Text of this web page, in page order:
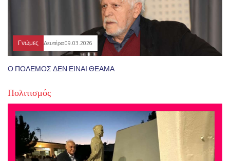
Γνώμες Δευτέρα 09.03.2026
Ο ΠΟΛΕΜΟΣ ΔΕΝ ΕΙΝΑΙ ΘΕΑΜΑ
Πολιτισμός